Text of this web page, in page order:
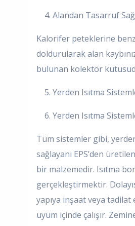
4. Alandan Tasarruf
Kalorifer peteklerine
doldurularak alan
bulunan kolektör
5. Yerden Isıtma
6. Yerden Isıtma
Tüm sistemler gibi,
sağlayanı EPS’den
bir malzemedir. Isıtma
gerçekleştirmektir.
yapıya inşaat veya
uyum içinde çalışır.